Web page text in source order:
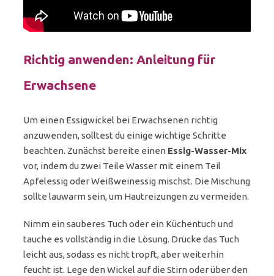
Richtig anwenden: Anleitung für
Erwachsene
Um einen Essigwickel bei Erwachsenen richtig
anzuwenden, solltest du einige wichtige Schritte
beachten. Zunächst bereite einen Essig-Wasser-Mix
vor, indem du zwei Teile Wasser mit einem Teil
Apfelessig oder Weißweinessig mischst. Die Mischung
sollte lauwarm sein, um Hautreizungen zu vermeiden.
Nimm ein sauberes Tuch oder ein Küchentuch und
tauche es vollständig in die Lösung. Drücke das Tuch
leicht aus, sodass es nicht tropft, aber weiterhin
feucht ist. Lege den Wickel auf die Stirn oder über den